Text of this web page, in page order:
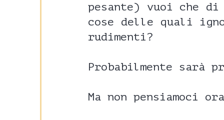
pesante) vuoi che
cose delle quali
rudimenti?
Probabilmente sarà
Ma non pensiamoci